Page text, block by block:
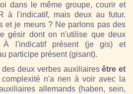
dans le même groupe, courir et
à l'indicatif, mais deux au futur.
et je meurs ? Ne parlons pas des
gésir dont on n'utilise que deux
À l'indicatif présent (je gis) et
participe présent (gisant).
des deux verbes auxiliairesêtre et
n'a rien à voir avec la
allemands (haben, sein,